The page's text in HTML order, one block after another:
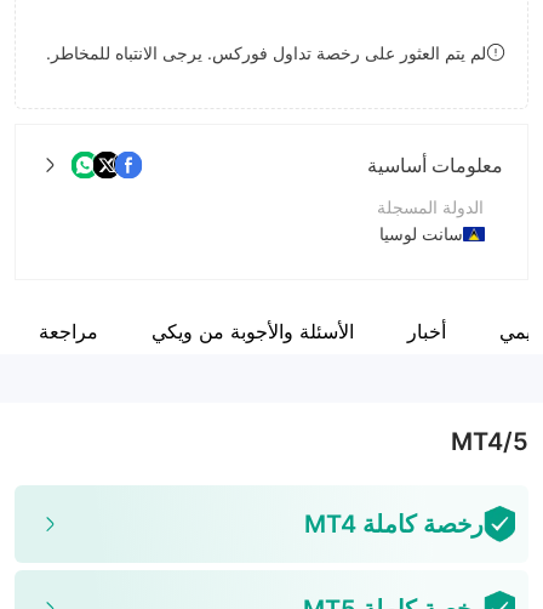
8
9
لم يتم العثور على رخصة تداول فوركس. يرجى الانتباه للمخاطر.
معلومات أساسية
الدولة المسجلة
سانت لوسيا
اسم الشركة
أخبار الأسئلة والأجوبة من ويكي مراجعة
MT4/5
رخصة كاملة MT4